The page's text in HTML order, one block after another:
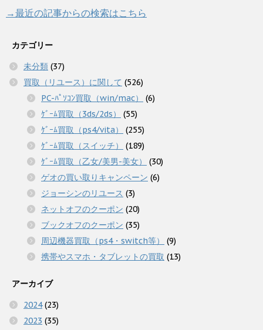
→最近の記事からの検索はこちら
カテゴリー
未分類 (37)
買取（リユース）に関して (526)
PC-ﾊﾟｿｺﾝ買取（win/mac）
(6)
ｹﾞｰﾑ買取（3ds/2ds）
(55)
ｹﾞｰﾑ買取（ps4/vita）
(255)
ｹﾞｰﾑ買取（スイッチ）
(189)
ｹﾞｰﾑ買取（乙女/美男-美女）
(30)
ゲオの買い取りキャンペーン (6)
ジョーシンのリユース (3)
ネットオフのクーポン (20)
ブックオフのクーポン (35)
周辺機器買取（ps4・switch等）
(9)
携帯やスマホ・タブレットの買取 (13)
アーカイブ
2024(23)
2023 (35)